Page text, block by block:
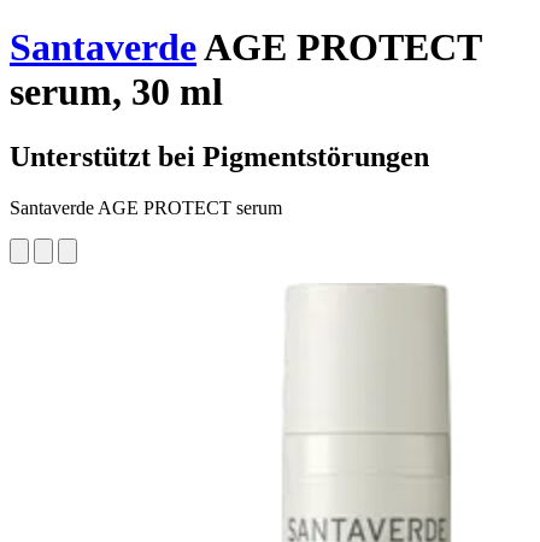
SantaverdeAGE PROTECT
serum, 30 ml
Unterstützt bei Pigmentstörungen
Santaverde AGE PROTECT serum